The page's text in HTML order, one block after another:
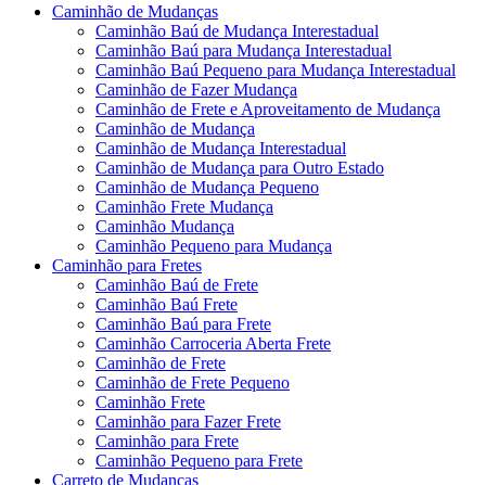
Caminhão de Mudanças
Caminhão Baú de Mudança Interestadual
Caminhão Baú para Mudança Interestadual
Caminhão Baú Pequeno para Mudança Interestadual
Caminhão de Fazer Mudança
Caminhão de Frete e Aproveitamento de Mudança
Caminhão de Mudança
Caminhão de Mudança Interestadual
Caminhão de Mudança para Outro Estado
Caminhão de Mudança Pequeno
Caminhão Frete Mudança
Caminhão Mudança
Caminhão Pequeno para Mudança
Caminhão para Fretes
Caminhão Baú de Frete
Caminhão Baú Frete
Caminhão Baú para Frete
Caminhão Carroceria Aberta Frete
Caminhão de Frete
Caminhão de Frete Pequeno
Caminhão Frete
Caminhão para Fazer Frete
Caminhão para Frete
Caminhão Pequeno para Frete
Carreto de Mudanças